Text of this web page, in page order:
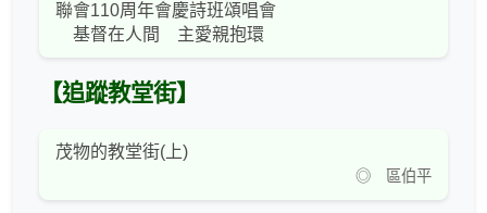
聯會110周年會慶詩班頌唱會
基督在人間 主愛親抱環
【追蹤教堂街】
茂物的教堂街(上)
◎ 區伯平